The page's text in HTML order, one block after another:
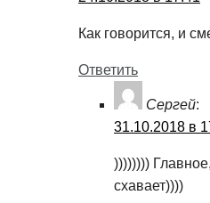
Как говорится, и
Ответить
Сергей:
31.10.2018 в
))))))))
схавает))))